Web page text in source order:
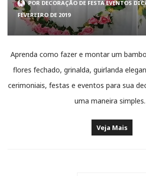
POR DECORAÇÃO DE FESTA EVENTOS
FEVEREIRO DE 2019
Aprenda como fazer e montar um
flores fechado, grinalda, guirlanda
cerimoniais, festas e eventos para sua
uma maneira
Veja Mais